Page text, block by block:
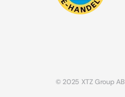
© 2025 XTZ Group AB